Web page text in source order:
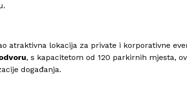
atraktivna lokacija za private i korporativne
, s kapacitetom od 120 parkirnih mjesta,
događanja.